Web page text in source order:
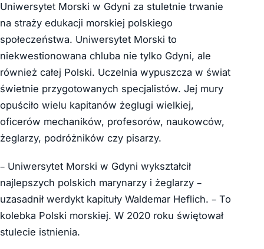
Uniwersytet Morski w Gdyni za stuletnie trwanie
na straży edukacji morskiej polskiego
społeczeństwa. Uniwersytet Morski to
niekwestionowana chluba nie tylko Gdyni, ale
również całej Polski. Uczelnia wypuszcza w świat
świetnie przygotowanych specjalistów. Jej mury
opuściło wielu kapitanów żeglugi wielkiej,
oficerów mechaników, profesorów, naukowców,
żeglarzy, podróżników czy pisarzy.
– Uniwersytet Morski w Gdyni wykształcił
najlepszych polskich marynarzy i żeglarzy –
uzasadnił werdykt kapituły Waldemar Heflich. – To
kolebka Polski morskiej. W 2020 roku świętował
stulecie istnienia.